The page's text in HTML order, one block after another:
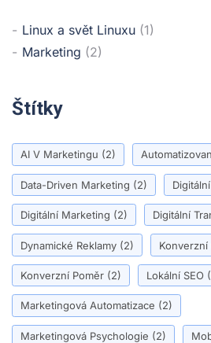
Linux a svět Linuxu (1)
Marketing (2)
Štítky
AI V Marketingu (2)
Data-Driven Marketing (2)
Digitální Marketing (2) Digitální
Dynamické Reklamy (2) Konverzní
Konverzní Poměr (2) Lokální SEO
Marketingová Automatizace (2)
Marketingová Psychologie (2)